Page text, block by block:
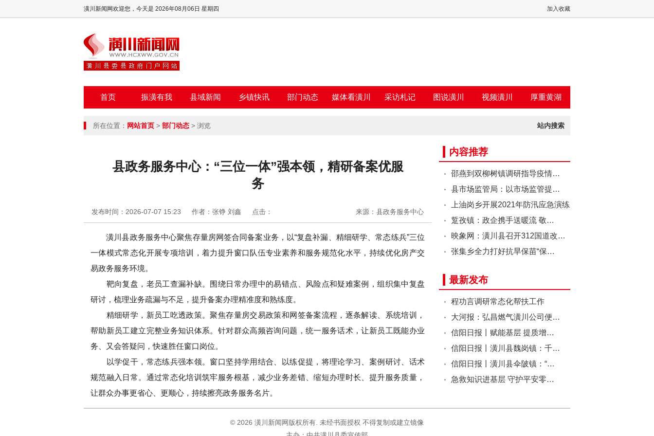
加入收藏
潢川新闻网欢迎您， 今天是 2026年08月06日 星期四
首页 振潢有我 县域新闻 乡镇快讯 部门动态 媒体看潢川 采访札记 图说潢川 视频潢川 厚重黄湖
站内搜索
所在位置： 网站首页 > 部门动态 > 浏览
县政务服务中心：“三位一体”强本领，精研备案优服
务
来源：县政务服务中心
发布时间：2026-07-07 15:23 作者：张铮 刘鑫 点击：
潢川县政务服务中心聚焦存量房网签合同备案业务，以“复盘补漏、精细研学、常态练兵”三位
一体模式常态化开展专项培训，着力提升窗口队伍专业素养和服务规范化水平，持续优化房产交
易政务服务环境。
靶向复盘，老员工查漏补缺。围绕日常办理中的易错点、风险点和疑难案例，组织集中复盘
研讨，梳理业务疏漏与不足，提升备案办理精准度和熟练度。
精细研学，新员工吃透政策。聚焦存量房交易政策和网签备案流程，逐条解读、系统培训，
帮助新员工建立完整业务知识体系。针对群众高频咨询问题，统一服务话术，让新员工既能办业
务、又会答疑问，快速胜任窗口岗位。
以学促干，常态练兵强本领。窗口坚持学用结合、以练促提，将理论学习、案例研讨、话术
规范融入日常。通过常态化培训筑牢服务根基，减少业务差错、缩短办理时长、提升服务质量，
让群众办事更省心、更顺心，持续擦亮政务服务名片。
内容推荐
邵燕到双柳树镇调研指导疫情…
县市场监管局：以市场监管提…
上油岗乡开展2021年防汛应急演练
踅孜镇：政企携手送暖流 敬…
映象网：潢川县召开312国道改…
张集乡全力打好抗旱保苗“保…
最新发布
程功言调研常态化帮扶工作
大河报：弘昌燃气潢川公司便…
信阳日报丨赋能基层 提质增…
信阳日报丨潢川县魏岗镇：千…
信阳日报丨潢川县伞陂镇：“…
急救知识进基层 守护平安零…
© 2026 潢川新闻网版权所有. 未经书面授权 不得复制或建立镜像